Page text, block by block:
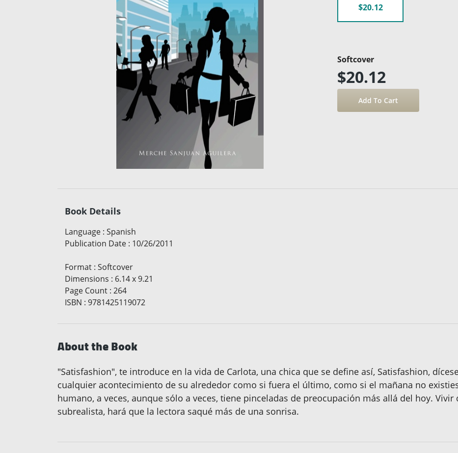
$20.12
Softcover
$20.12
Book Details
Language : Spanish
Publication Date : 10/26/2011
Format : Softcover
Dimensions : 6.14 x 9.21
Page Count : 264
ISBN : 9781425119072
About the Book
"Satisfashion", te introduce en la vida de Carlota, una chica que se define así, Satisfashion,
cualquier acontecimiento de su alrededor como si fuera el último, como si el mañana no
humano, a veces, aunque sólo a veces, tiene pinceladas de preocupación más allá del hoy.
subrealista, hará que la lectora saqué más de una sonrisa.